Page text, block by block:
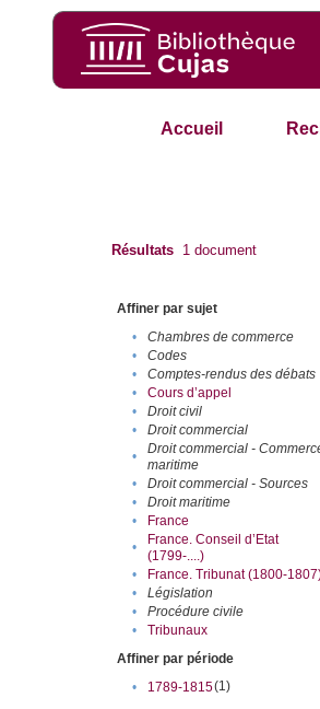
Accueil
Résultats 1 document
Affiner par sujet
•
Chambres de commerce
•
Codes
•
Comptes-rendus des débats
•
Cours d’appel
•
Droit civil
•
Droit commercial
•
Droit commercial -
maritime
• Droit commercial - Sources
•
Droit maritime
•
France
•
France. Conseil d’Etat
(1799-....)
• France. Tribunat (1800-
•
Législation
•
Procédure civile
•
Tribunaux
Affiner par période
•
1789-1815(1)